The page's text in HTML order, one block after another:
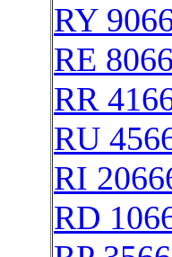
RY
RE
RR
RU
RI
RD